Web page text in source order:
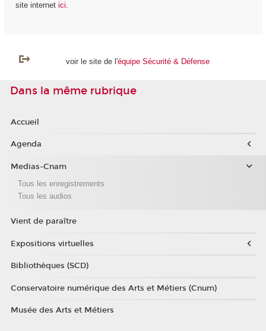
site internet ici.
voir le site de l'équipe Sécurité & Défense
Dans la même rubrique
Accueil
Agenda
Medias-Cnam
Tous les enregistrements
Tous les audios
Vient de paraître
Expositions virtuelles
Bibliothèques (SCD)
Conservatoire numérique des Arts et Métiers (Cnum)
Musée des Arts et Métiers